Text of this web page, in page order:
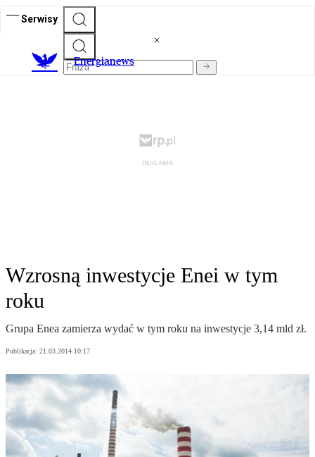
Serwisy
Energianews
Wzrosną inwestycje Enei w tym
roku
Grupa Enea zamierza wydać w tym roku na inwestycje 3,14 mld zł.
Publikacja: 21.03.2014 10:17